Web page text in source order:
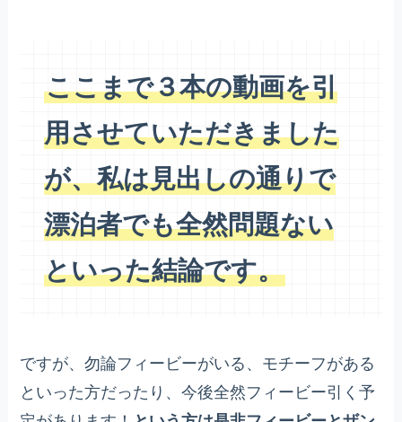
ここまで３本の動画を引
用させていただきました
が、私は見出しの通りで
漂泊者でも全然問題ない
といった結論です。
ですが、勿論フィービーがいる、モチーフがある
といった方だったり、今後全然フィービー引く予